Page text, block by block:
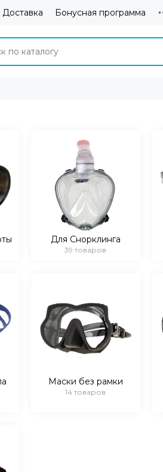
Доставка Бонусная программа
Для Снорклинга
39 товаров
Маски без рамки
14 товаров